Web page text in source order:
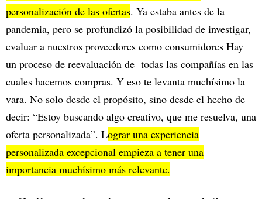
personalización de las ofertas. Ya estaba antes de la
pandemia, pero se profundizó la posibilidad de investigar,
evaluar a nuestros proveedores como consumidores Hay
un proceso de reevaluación de todas las compañías en las
cuales hacemos compras. Y eso te levanta muchísimo la
vara. No solo desde el propósito, sino desde el hecho de
decir: “Estoy buscando algo creativo, que me resuelva, una
oferta personalizada”. Lograr una experiencia
personalizada excepcional empieza a tener una
importancia muchísimo más relevante.